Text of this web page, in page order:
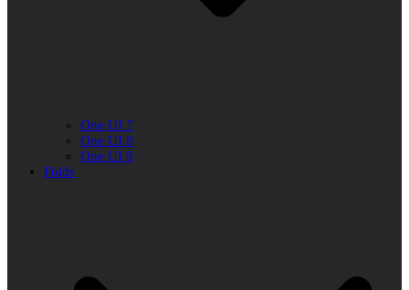
One UI 7
One UI 8
One UI 9
Folds